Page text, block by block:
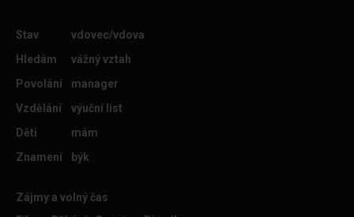
Stav
vdovec/vdova
Hledám
vážný vztah
Povolání
manager
Vzdělání
výuční list
Děti
mám
Znamení
býk
Zájmy a volný čas